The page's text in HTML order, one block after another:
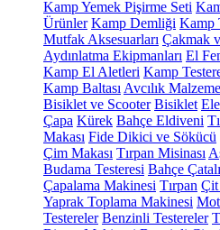
Kamp Yemek Pişirme Seti
Ürünler Kamp Demliği Kamp
Mutfak Aksesuarları Çakmak
Aydınlatma Ekipmanları El
Kamp El Aletleri Kamp
Kamp Baltası Avcılık
Bisiklet ve Scooter Bisiklet
Çapa Kürek Bahçe Eldiveni
Makası Fide Dikici ve Sökücü
Çim Makası Tırpan Misinası
Budama Testeresi Bahçe Çatalı
Çapalama Makinesi Tırpan Çit
Yaprak Toplama Makinesi
Testereler Benzinli Testereler